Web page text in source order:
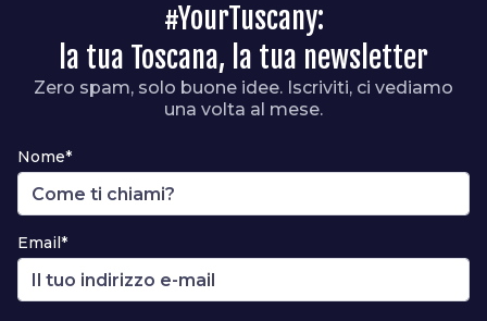
#YourTuscany:
la tua Toscana, la tua newsletter
Zero spam, solo buone idee. Iscriviti, ci vediamo
una volta al mese.
Nome*
Email*